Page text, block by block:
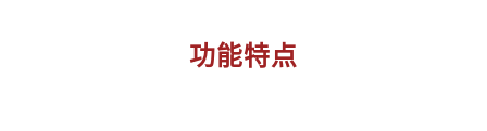
功能特点